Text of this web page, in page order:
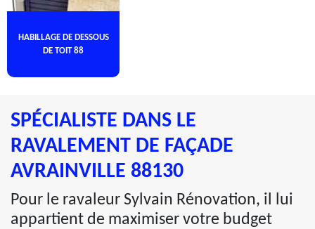
HABILLAGE DE DESSOUS
DE TOIT 88
SPÉCIALISTE DANS LE
RAVALEMENT DE FAÇADE
AVRAINVILLE 88130
Pour le ravaleur Sylvain Rénovation, il lui
appartient de maximiser votre budget